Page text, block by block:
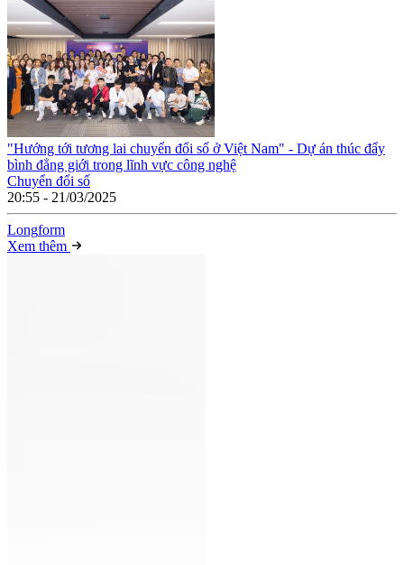
"Hướng tới tương lai chuyển đổi số ở Việt Nam" - Dự án thúc đẩy
bình đẳng giới trong lĩnh vực công nghệ
Chuyển đổi số
20:55 - 21/03/2025
Longform
Xem thêm